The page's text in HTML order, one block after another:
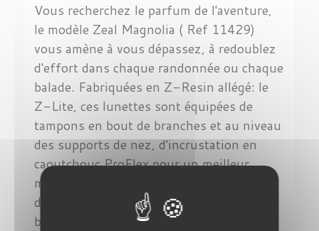
Vous recherchez le parfum de l'aventure,
le modèle Zeal Magnolia ( Ref 11429)
vous amène à vous dépassez, à redoublez
d'effort dans chaque randonnée ou chaque
balade. Fabriquées en Z-Resin allégé: le
Z-Lite, ces lunettes sont équipées de
tampons en bout de branches et au niveau
des supports de nez, d'incrustation en
caoutchouc ProFlex pour un meilleur
maintient. Pour profiter pleinement du
décor naturel, les verres polarisés sont en
bio-plastique : l'Ellume.